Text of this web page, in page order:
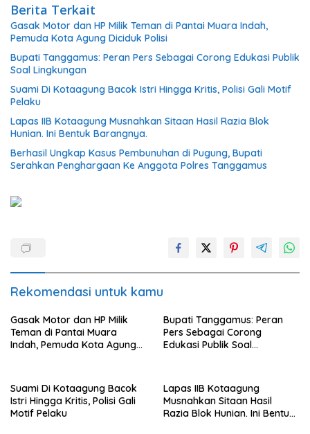
Berita Terkait
Gasak Motor dan HP Milik Teman di Pantai Muara Indah,
Pemuda Kota Agung Diciduk Polisi
Bupati Tanggamus: Peran Pers Sebagai Corong Edukasi Publik
Soal Lingkungan
Suami Di Kotaagung Bacok Istri Hingga Kritis, Polisi Gali Motif
Pelaku
Lapas IIB Kotaagung Musnahkan Sitaan Hasil Razia Blok
Hunian. Ini Bentuk Barangnya.
Berhasil Ungkap Kasus Pembunuhan di Pugung, Bupati
Serahkan Penghargaan Ke Anggota Polres Tanggamus
Rekomendasi untuk kamu
Gasak Motor dan HP Milik
Teman di Pantai Muara
Indah, Pemuda Kota Agung
Bupati Tanggamus: Peran
Pers Sebagai Corong
Edukasi Publik Soal
Suami Di Kotaagung Bacok
Istri Hingga Kritis, Polisi Gali
Motif Pelaku
Lapas IIB Kotaagung
Musnahkan Sitaan Hasil
Razia Blok Hunian. Ini Bentuk